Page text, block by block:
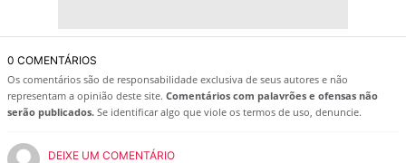
0 COMENTÁRIOS
Os comentários são de responsabilidade exclusiva de seus autores e não
representam a opinião deste site. Comentários com palavrões e ofensas não
serão publicados. Se identificar algo que viole os termos de uso, denuncie.
DEIXE UM COMENTÁRIO